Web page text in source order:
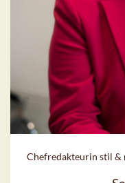
Chefredakteurin stil &